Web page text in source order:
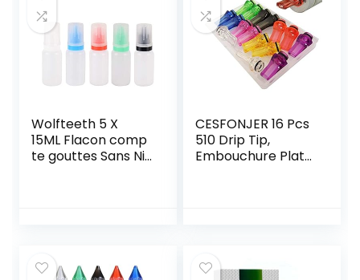
Wolfteeth 5 X
15ML Flacon comp
te gouttes Sans Ni
CESFONJER 16 Pcs
510 Drip Tip,
Embouchure Plate